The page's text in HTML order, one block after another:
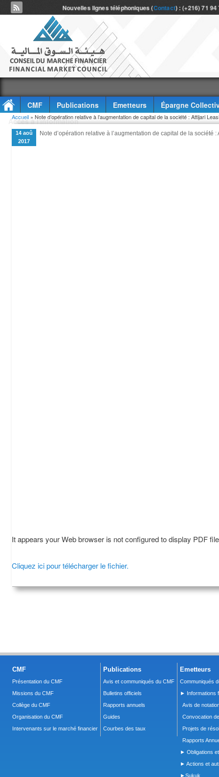
Nouvelles lignes téléphoniques (Contact) : (+216) 71
CMF Publications Emetteurs
Épargne
Accès à l'information
Vous êtes ici
Accueil » Note d’opération relative à l’augmentation de capital de la société : Attijari
14 aoû
2017
Note d’opération relative à l’augmentation de capital de la société :
It appears your Web browser is not configured to display PDF
Cliquez ici pour télécharger le fichier.
CMF
Présentation du CMF
Missions du CMF
Collège du CMF
Organisation du CMF
Intervenants sur le marché financier
Publications
Avis et communiqués du CMF
Bulletins officiels
Rapports annuels
Guides
Courbes des taux
Emetteurs
Communiqués
► Informations
Avis de
Convocation
Projets de
Rapports
► Obligations
► Actions et
►Sukuk